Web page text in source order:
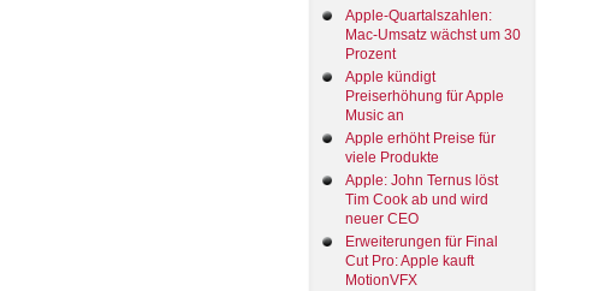
Apple-Quartalszahlen:
Mac-Umsatz wächst um 30
Prozent
Apple kündigt
Preiserhöhung für Apple
Music an
Apple erhöht Preise für
viele Produkte
Apple: John Ternus löst
Tim Cook ab und wird
neuer CEO
Erweiterungen für Final
Cut Pro: Apple kauft
MotionVFX